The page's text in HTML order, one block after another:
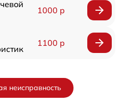
1000 р
1100 р
неисправность